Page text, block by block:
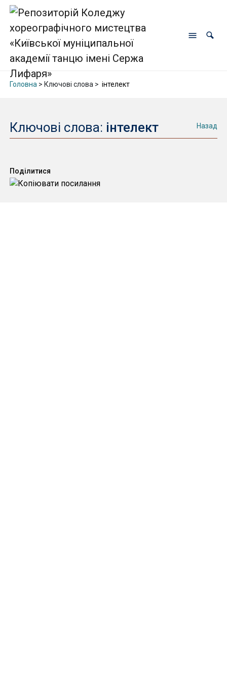
Головна > Ключові слова > інтелект
Ключові слова: інтелект Назад
Поділитися